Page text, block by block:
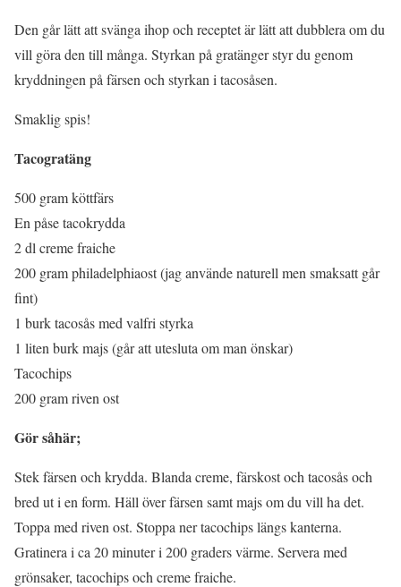
Den går lätt att svänga ihop och receptet är lätt att dubblera om du
vill göra den till många. Styrkan på gratänger styr du genom
kryddningen på färsen och styrkan i tacosåsen.
Smaklig spis!
Tacogratäng
500 gram köttfärs
En påse tacokrydda
2 dl creme fraiche
200 gram philadelphiaost (jag använde naturell men smaksatt går
fint)
1 burk tacosås med valfri styrka
1 liten burk majs (går att utesluta om man önskar)
Tacochips
200 gram riven ost
Gör såhär;
Stek färsen och krydda. Blanda creme, färskost och tacosås och
bred ut i en form. Häll över färsen samt majs om du vill ha det.
Toppa med riven ost. Stoppa ner tacochips längs kanterna.
Gratinera i ca 20 minuter i 200 graders värme. Servera med
grönsaker, tacochips och creme fraiche.